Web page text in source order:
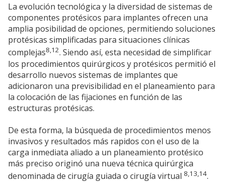
La evolución tecnológica y la diversidad de sistemas de
componentes protésicos para implantes ofrecen una
amplia posibilidad de opciones, permitiendo soluciones
protésicas simplificadas para situaciones clínicas
complejas8,12. Siendo así, esta necesidad de simplificar
los procedimientos quirúrgicos y protésicos permitió el
desarrollo nuevos sistemas de implantes que
adicionaron una previsibilidad en el planeamiento para
la colocación de las fijaciones en función de las
estructuras protésicas.
De esta forma, la búsqueda de procedimientos menos
invasivos y resultados más rapidos con el uso de la
carga inmediata aliado a un planeamiento protésico
más preciso originó una nueva técnica quirúrgica
denominada de cirugía guiada o cirugía virtual 8,13,14.